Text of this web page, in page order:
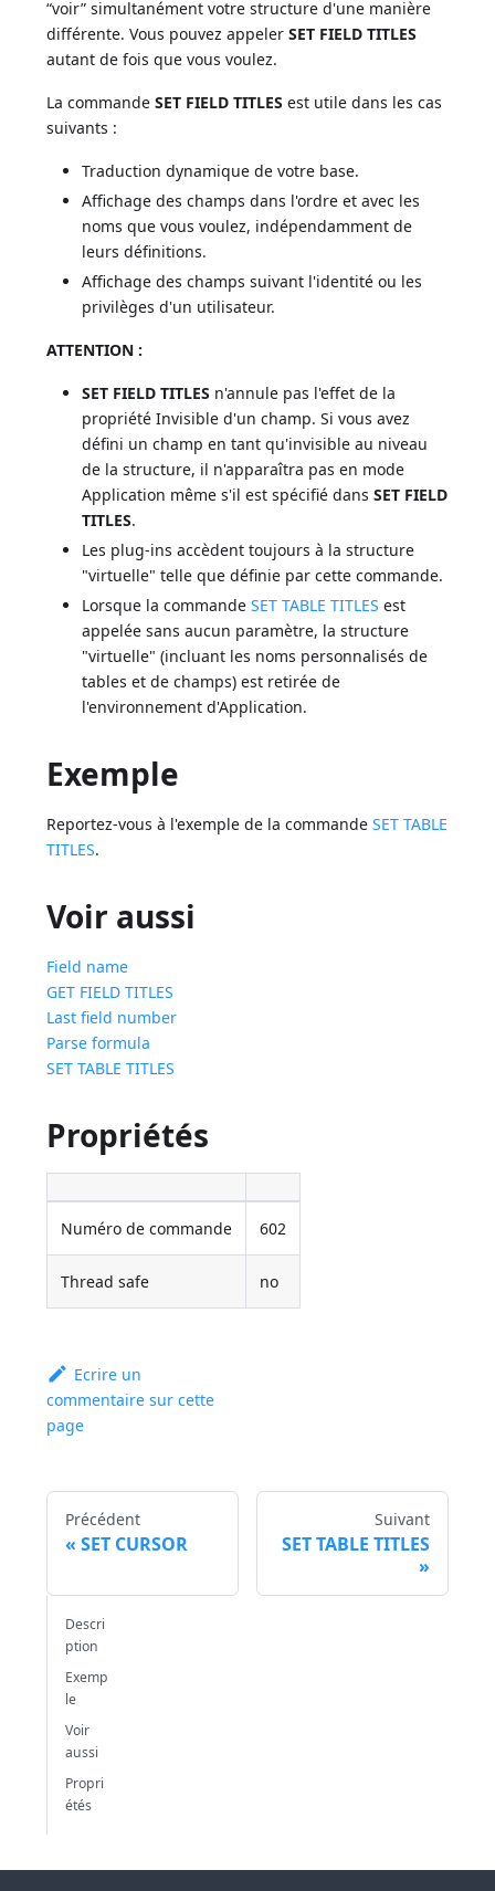
“voir” simultanément votre structure d'une manière
différente. Vous pouvez appelerSET FIELD TITLES
autant de fois que vous voulez.
La commandeSET FIELD TITLES est utile dans les cas
suivants :
Traduction dynamique de votre base.
Affichage des champs dans l'ordre et avec les
noms que vous voulez, indépendamment de
leurs définitions.
Affichage des champs suivant l'identité ou les
privilèges d'un utilisateur.
ATTENTION :
SET FIELD TITLES n'annule pas l'effet de la
propriété Invisible d'un champ. Si vous avez
défini un champ en tant qu'invisible au niveau
de la structure, il n'apparaîtra pas en mode
Application même s'il est spécifié dansSET FIELD
TITLES.
Les plug-ins accèdent toujours à la structure
"virtuelle" telle que définie par cette commande.
Lorsque la commandeSET TABLE TITLES est
appelée sans aucun paramètre, la structure
"virtuelle" (incluant les noms personnalisés de
tables et de champs) est retirée de
l'environnement d'Application.
Exemple
Reportez-vous à l'exemple de la commandeSET TABLE
TITLES.
Voir aussi
Field name
GET FIELD TITLES
Last field number
Parse formula
SET TABLE TITLES
Propriétés
Numéro de commande 602
Thread safe no
Ecrire un
commentaire sur cette
page
Précédent
SET CURSOR
Suivant
SET TABLE TITLES
Descri
ption
Exemp
le
Voir
aussi
Propri
étés